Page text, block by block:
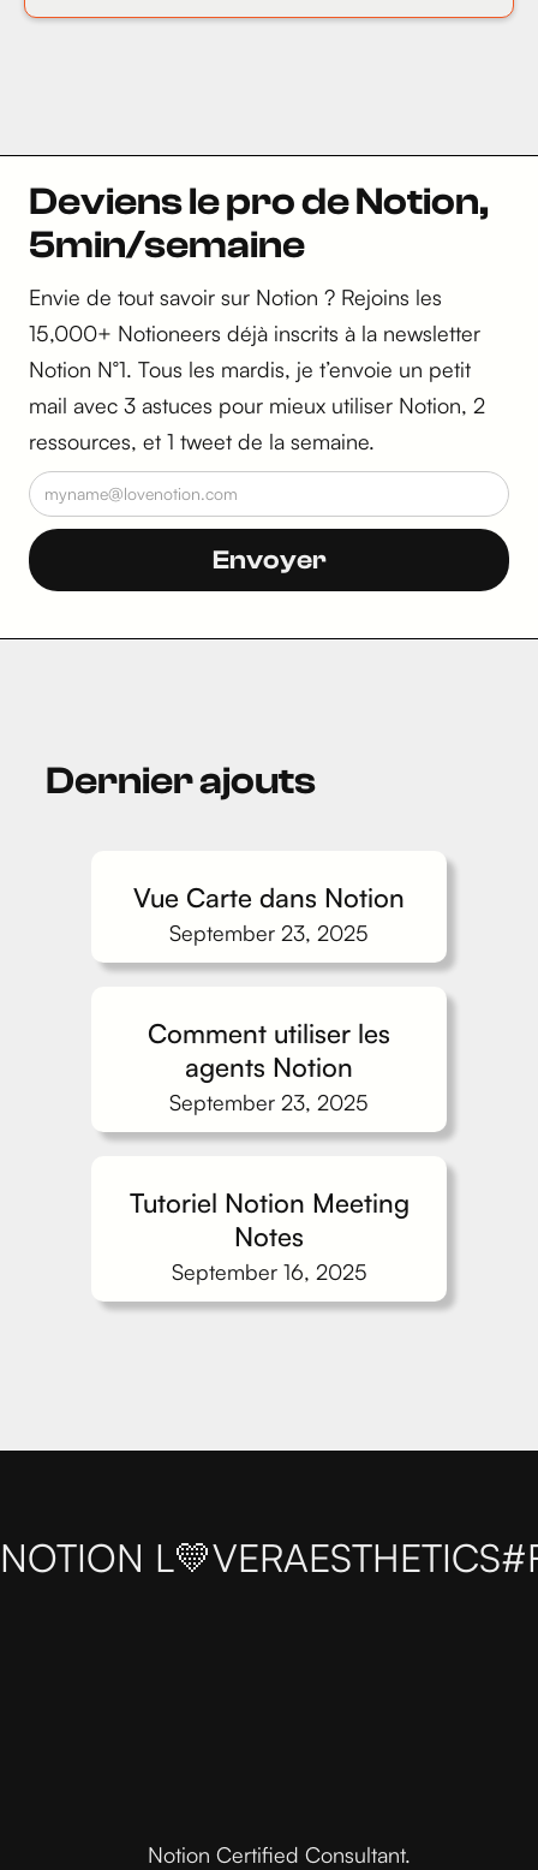
Deviens le pro de Notion,
5min/semaine
Envie de tout savoir sur Notion ? Rejoins les
15,000+ Notioneers déjà inscrits à la newsletter
Notion N°1. Tous les mardis, je t’envoie un petit
mail avec 3 astuces pour mieux utiliser Notion, 2
ressources, et 1 tweet de la semaine.
Dernier ajouts
Vue Carte dans Notion
September 23, 2025
Comment utiliser les
agents Notion
September 23, 2025
Tutoriel Notion Meeting
Notes
September 16, 2025
NOTION L💛VERAESTHETICS
Notion Certified Consultant.